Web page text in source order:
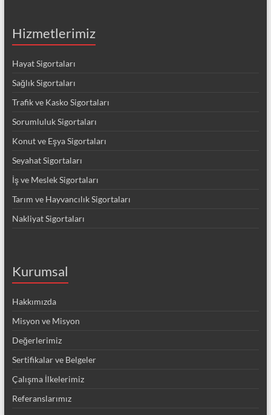
Hizmetlerimiz
Hayat Sigortaları
Sağlık Sigortaları
Trafik ve Kasko Sigortaları
Sorumluluk Sigortaları
Konut ve Eşya Sigortaları
Seyahat Sigortaları
İş ve Meslek Sigortaları
Tarım ve Hayvancılık Sigortaları
Nakliyat Sigortaları
Kurumsal
Hakkımızda
Misyon ve Misyon
Değerlerimiz
Sertifikalar ve Belgeler
Çalışma İlkelerimiz
Referanslarımız